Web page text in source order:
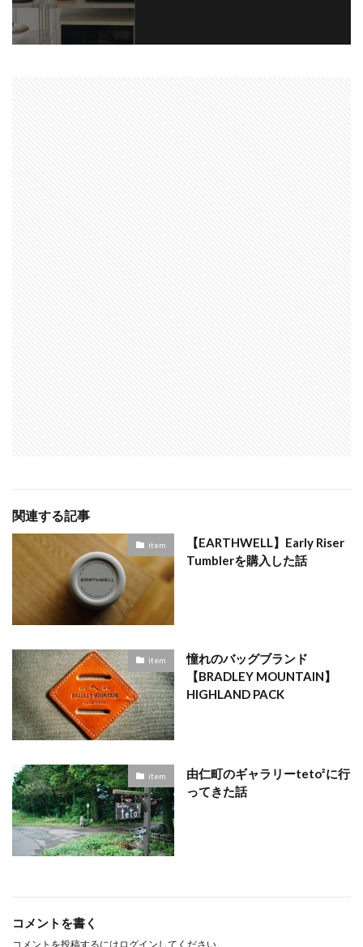
関連する記事
item
【EARTHWELL】Early Riser
Tumblerを購入した話
item
憧れのバッグブランド
【BRADLEY MOUNTAIN】
HIGHLAND PACK
item
由仁町のギャラリーteto²に行
ってきた話
コメントを書く
コメントを投稿するには ログイン してください。